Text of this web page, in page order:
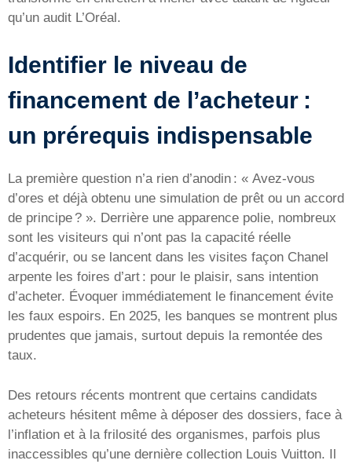
qu’un audit L’Oréal.
Identifier le niveau de
financement de l’acheteur :
un prérequis indispensable
La première question n’a rien d’anodin : « Avez-vous
d’ores et déjà obtenu une simulation de prêt ou un accord
de principe ? ». Derrière une apparence polie, nombreux
sont les visiteurs qui n’ont pas la capacité réelle
d’acquérir, ou se lancent dans les visites façon Chanel
arpente les foires d’art : pour le plaisir, sans intention
d’acheter. Évoquer immédiatement le financement évite
les faux espoirs. En 2025, les banques se montrent plus
prudentes que jamais, surtout depuis la remontée des
taux.
Des retours récents montrent que certains candidats
acheteurs hésitent même à déposer des dossiers, face à
l’inflation et à la frilosité des organismes, parfois plus
inaccessibles qu’une dernière collection Louis Vuitton. Il